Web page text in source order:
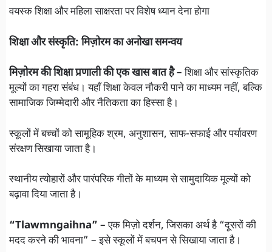
वयस्क शिक्षा और महिला साक्षरता पर विशेष ध्यान देना होगा
शिक्षा और संस्कृति: मिज़ोरम का अनोखा समन्वय
मिज़ोरम की शिक्षा प्रणाली की एक खास बात है –शिक्षा और सांस्कृतिक
मूल्यों का गहरा संबंध। यहाँ शिक्षा केवल नौकरी पाने का माध्यम नहीं, बल्कि
सामाजिक जिम्मेदारी और नैतिकता का हिस्सा है।
स्कूलों में बच्चों को सामूहिक श्रम, अनुशासन, साफ-सफाई और पर्यावरण
संरक्षण सिखाया जाता है।
स्थानीय त्योहारों और पारंपरिक गीतों के माध्यम से सामुदायिक मूल्यों को
बढ़ावा दिया जाता है।
“Tlawmngaihna” –एक मिज़ो दर्शन, जिसका अर्थ है “दूसरों की
मदद करने की भावना” – इसे स्कूलों में बचपन से सिखाया जाता है।